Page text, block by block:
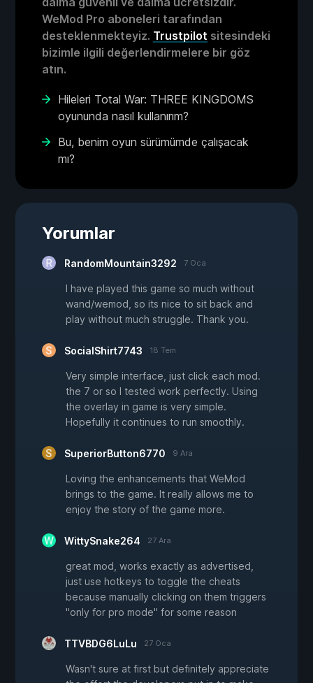
WeMod Pro aboneleri tarafından
desteklenmekteyiz. Trustpilot sitesindeki
bizimle ilgili değerlendirmelere bir göz
atın.
Hileleri Total War: THREE KINGDOMS
oyununda nasıl kullanırım?
Bu, benim oyun sürümümde çalışacak
mı?
Yorumlar
RandomMountain3292 7 Oca
I have played this game so much without
wand/wemod, so its nice to sit back and
play without much struggle. Thank you.
SocialShirt7743 18 Tem
Very simple interface, just click each mod.
the 7 or so I tested work perfectly. Using
the overlay in game is very simple.
Hopefully it continues to run smoothly.
SuperiorButton6770 9 Ara
Loving the enhancements that WeMod
brings to the game. It really allows me to
enjoy the story of the game more.
WittySnake264 27 Ara
great mod, works exactly as advertised,
just use hotkeys to toggle the cheats
because manually clicking on them triggers
"only for pro mode" for some reason
TTVBDG6LuLu 27 Oca
Wasn't sure at first but definitely appreciate